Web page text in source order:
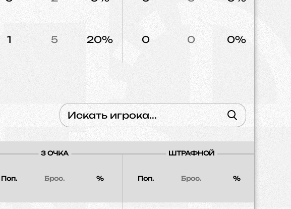
1 5 20% 0 0 0%
3 ОЧКА
Поп. Брос. %
ШТРАФНОЙ
Поп. Брос. %